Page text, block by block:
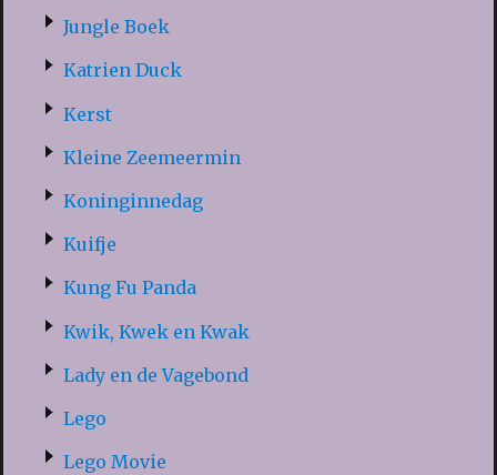
Jungle Boek
Katrien Duck
Kerst
Kleine Zeemeermin
Koninginnedag
Kuifje
Kung Fu Panda
Kwik, Kwek en Kwak
Lady en de Vagebond
Lego
Lego Movie